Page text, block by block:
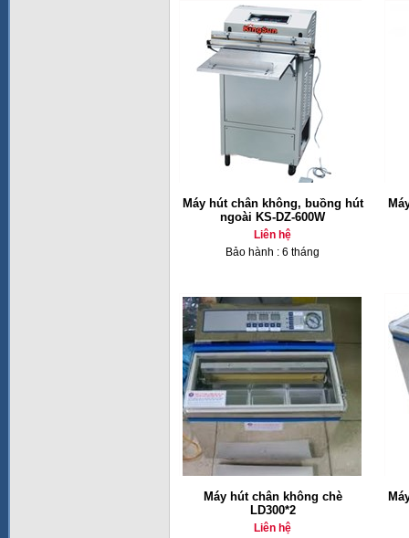
Máy hút chân không, buồng hút
ngoài KS-DZ-600W
Liên hệ
Bảo hành : 6 tháng
Máy hút chân không chè
LD300*2
Liên hệ